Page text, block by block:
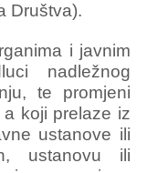
Društva).
i javnim
nadležnog
te promjeni
koji prelaze iz
ustanove ili
ustanovu ili